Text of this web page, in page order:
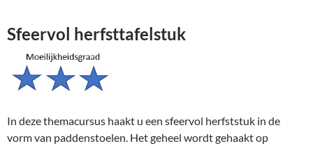
Sfeervol herfsttafelstuk
In deze themacursus haakt u een sfeervol herfststuk in de
vorm van paddenstoelen. Het geheel wordt gehaakt op